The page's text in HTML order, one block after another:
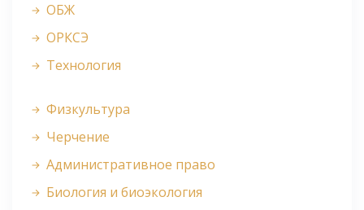
ОБЖ
ОРКСЭ
Технология
Физкультура
Черчение
Административное право
Биология и биоэкология